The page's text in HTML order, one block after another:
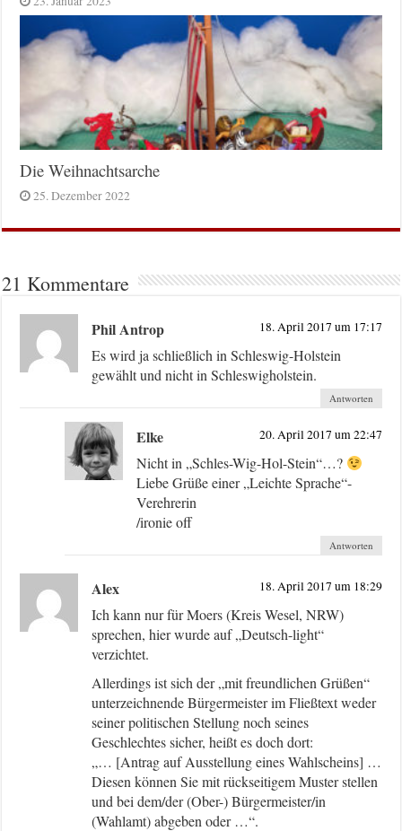
Die Weihnachtsarche
25. Dezember 2022
21 Kommentare
Phil Antrop 18. April 2017 um 17:17
Es wird ja schließlich in Schleswig-Holstein
gewählt und nicht in Schleswigholstein.
Antworten
Elke 20. April 2017 um 22:47
Nicht in „Schles-Wig-Hol-Stein“…?
Liebe Grüße einer „Leichte Sprache“-
Verehrerin
/ironie off
Antworten
Alex 18. April 2017 um 18:29
Ich kann nur für Moers (Kreis Wesel, NRW)
sprechen, hier wurde auf „Deutsch-light“
verzichtet.
Allerdings ist sich der „mit freundlichen Grüßen“
unterzeichnende Bürgermeister im Fließtext weder
seiner politischen Stellung noch seines
Geschlechtes sicher, heißt es doch dort:
„… [Antrag auf Ausstellung eines Wahlscheins] …
Diesen können Sie mit rückseitigem Muster stellen
und bei dem/der (Ober-) Bürgermeister/in
(Wahlamt) abgeben oder …“.